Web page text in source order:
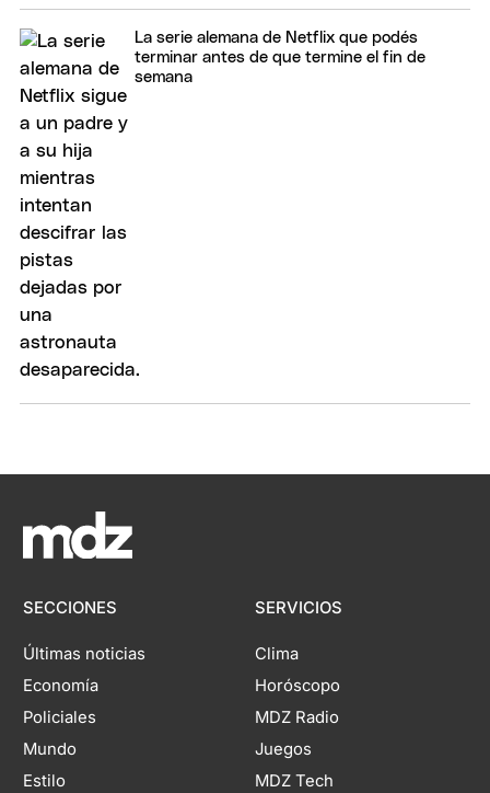
La serie alemana de Netflix que podés
terminar antes de que termine el fin de
semana
SECCIONES
Últimas noticias
Economía
Policiales
Mundo
Estilo
SERVICIOS
Clima
Horóscopo
MDZ Radio
Juegos
MDZ Tech